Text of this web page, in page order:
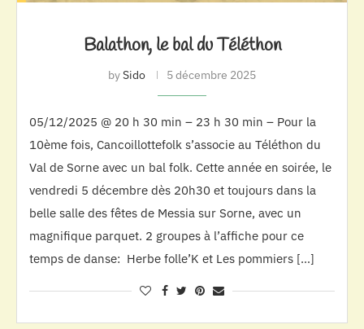
Balathon, le bal du Téléthon
bySido 5 décembre 2025
05/12/2025 @ 20 h 30 min – 23 h 30 min – Pour la
10ème fois, Cancoillottefolk s’associe au Téléthon du
Val de Sorne avec un bal folk. Cette année en soirée, le
vendredi 5 décembre dès 20h30 et toujours dans la
belle salle des fêtes de Messia sur Sorne, avec un
magnifique parquet. 2 groupes à l’affiche pour ce
temps de danse: Herbe folle’K et Les pommiers […]